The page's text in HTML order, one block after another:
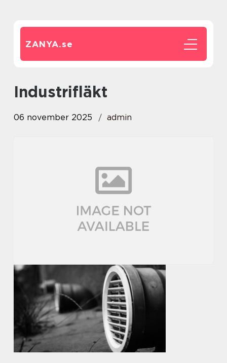
ZANYA.se
industrifläkt
06 november 2025 admin